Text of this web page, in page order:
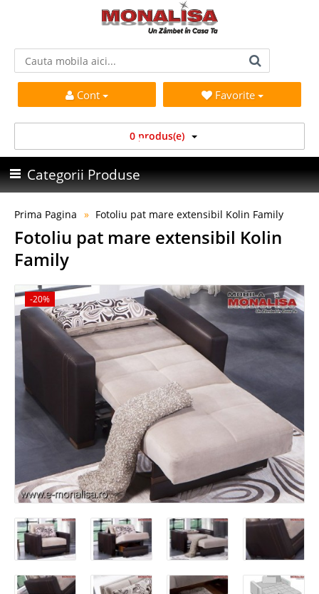
Cont Favorite
0 produs(e)
Categorii Produse
Prima Pagina Fotoliu pat mare extensibil Kolin Family
Fotoliu pat mare extensibil Kolin
Family
-20%